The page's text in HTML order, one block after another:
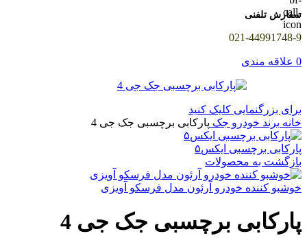
سفارش تلفنی
021-44991748-9
0 علاقه مندی
برای بزرگنمایی کلیک کنید
خانه برند خودرو جک پارکابی برچسبی جک جی 4
پارکابی برچسبی ایکس۵
بازگشت به محصولات
خوشبو کننده خودرو آرئون مدل فرسکو آویزی
پارکابی برچسبی جک جی 4